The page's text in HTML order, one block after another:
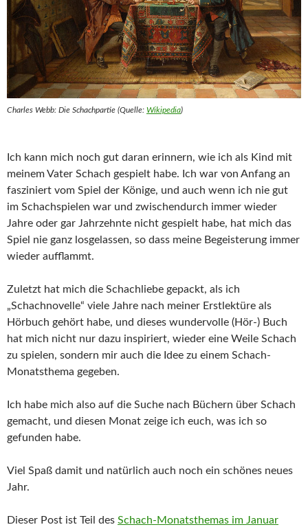
Charles Webb: Die Schachpartie (Quelle: Wikipedia)
Ich kann mich noch gut daran erinnern, wie ich als Kind mit
meinem Vater Schach gespielt habe. Ich war von Anfang an
fasziniert vom Spiel der Könige, und auch wenn ich nie gut
im Schachspielen war und zwischendurch immer wieder
Jahre oder gar Jahrzehnte nicht gespielt habe, hat mich das
Spiel nie ganz losgelassen, so dass meine Begeisterung immer
wieder aufflammt.
Zuletzt hat mich die Schachliebe gepackt, als ich
„Schachnovelle“ viele Jahre nach meiner Erstlektüre als
Hörbuch gehört habe, und dieses wundervolle (Hör-) Buch
hat mich nicht nur dazu inspiriert, wieder eine Weile Schach
zu spielen, sondern mir auch die Idee zu einem Schach-
Monatsthema gegeben.
Ich habe mich also auf die Suche nach Büchern über Schach
gemacht, und diesen Monat zeige ich euch, was ich so
gefunden habe.
Viel Spaß damit und natürlich auch noch ein schönes neues
Jahr.
Dieser Post ist Teil des Schach-Monatsthemas im Januar